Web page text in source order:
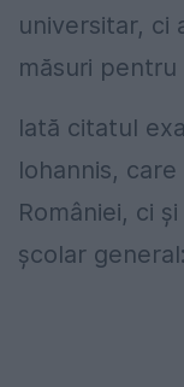
universitar, ci
măsuri pentru
Iată citatul
Iohannis,
României, ci
școlar general: